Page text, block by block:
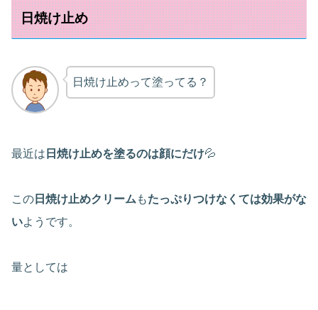
日焼け止め
日焼け止めって塗ってる？
最近は 日焼け止めを塗るのは顔にだけ💦
この 日焼け止めクリーム もたっぷりつけなくては効果がな
いようです。
量としては